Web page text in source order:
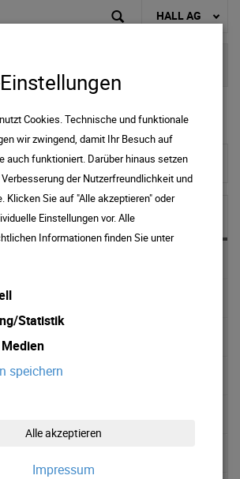
HALL AG
Cookies. Technische und funktionale
wir zwingend, damit Ihr Besuch auf
auch funktioniert. Darüber hinaus setzen
der Nutzerfreundlichkeit und
Klicken Sie auf "Alle akzeptieren" oder
Einstellungen vor. Alle
Informationen finden Sie unter
Statistik
speichern
Alle akzeptieren
Impressum